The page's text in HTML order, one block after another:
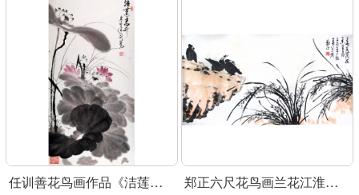
任训善花鸟画作品《洁莲高升》 郑正六尺花鸟画兰花江淮大写意代表